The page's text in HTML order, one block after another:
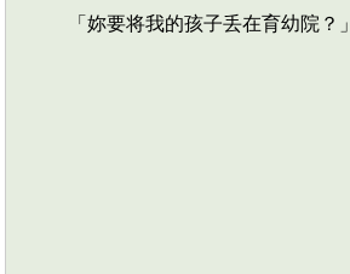
「妳要将我的孩子丢在育幼院？」